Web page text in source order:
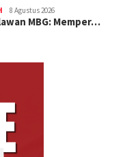
8 Agustus 2026
MBG: Memper…